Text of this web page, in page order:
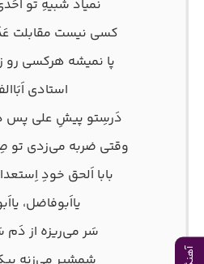
نمیاد شبیهِ تو
کسی نیست مقابلت
پا نمیشه هرکسی رو
استادی
دَرسِتو پیشِ علی پس
وقتی ضربه می‌زدی تو
بابا اَلحق خودِ
یااَبوفاضل،
سَر می‌ریزه از دَم